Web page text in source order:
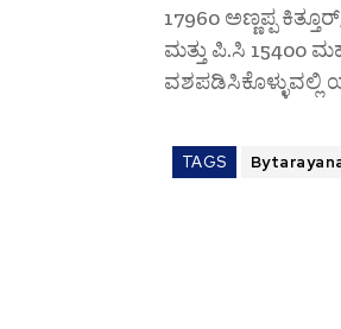
17960 ಅಣ್ಣಪ್ಪ
ಮತ್ತು ಪಿ.ಸಿ 15400
ವಶಪಡಿಸಿಕೊಳ್ಳುವಲ್ಲಿ
TAGS